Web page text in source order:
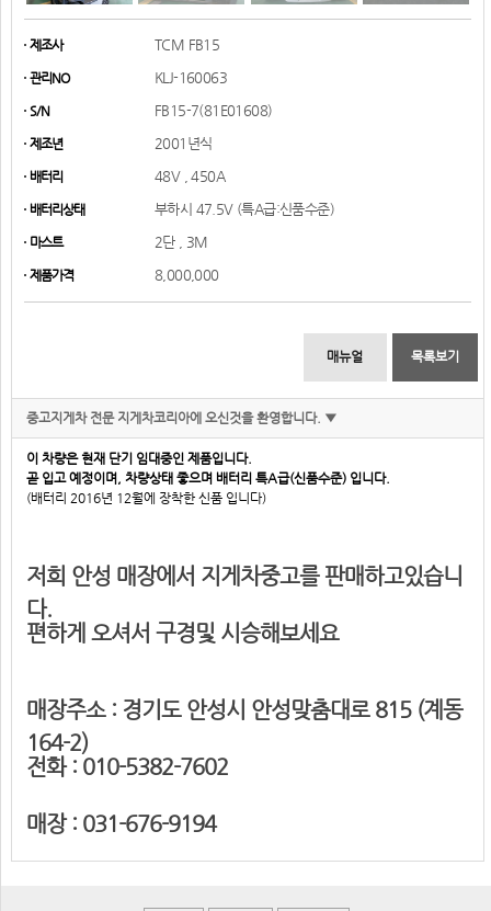
제조사 TCM FB15
관리NO KLJ-160063
S/N FB15-7(81E01608)
제조년 2001년식
배터리 48V , 450A
배터리상태 부하시 47.5V (특A급:신품수준)
마스트 2단 , 3M
제품가격 8,000,000
목록보기
매뉴얼
중고지게차 전문 지게차코리아에 오신것을 환영합니다. ▼
이 차량은 현재 단기 임대중인 제품입니다.
곧 입고 예정이며, 차량상태 좋으며 배터리 특A급(신품수준) 입니다.
(배터리 2016년 12월에 장착한 신품 입니다)
저희 안성 매장에서 지게차중고를 판매하고있습니
다.
편하게 오셔서 구경및 시승해보세요
매장주소 : 경기도 안성시 안성맞춤대로 815 (계동
164-2)
전화 : 010-5382-7602
매장 : 031-676-9194